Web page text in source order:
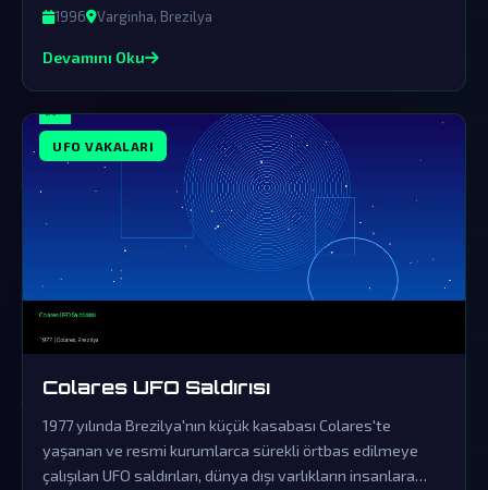
saklamak için devasa bir komplo ağının varlığını ortaya
1996 Varginha, Brezilya
Devamını Oku
UFO VAKALARI
Colares UFO Saldırısı
1977 yılında Brezilya'nın küçük kasabası Colares'te
yaşanan ve resmi kurumlarca sürekli örtbas edilmeye
çalışılan UFO saldırıları, dünya dışı varlıkların insanlara